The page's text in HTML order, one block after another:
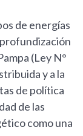
de energías
(Ley N°
y a la
de política
de las
como una